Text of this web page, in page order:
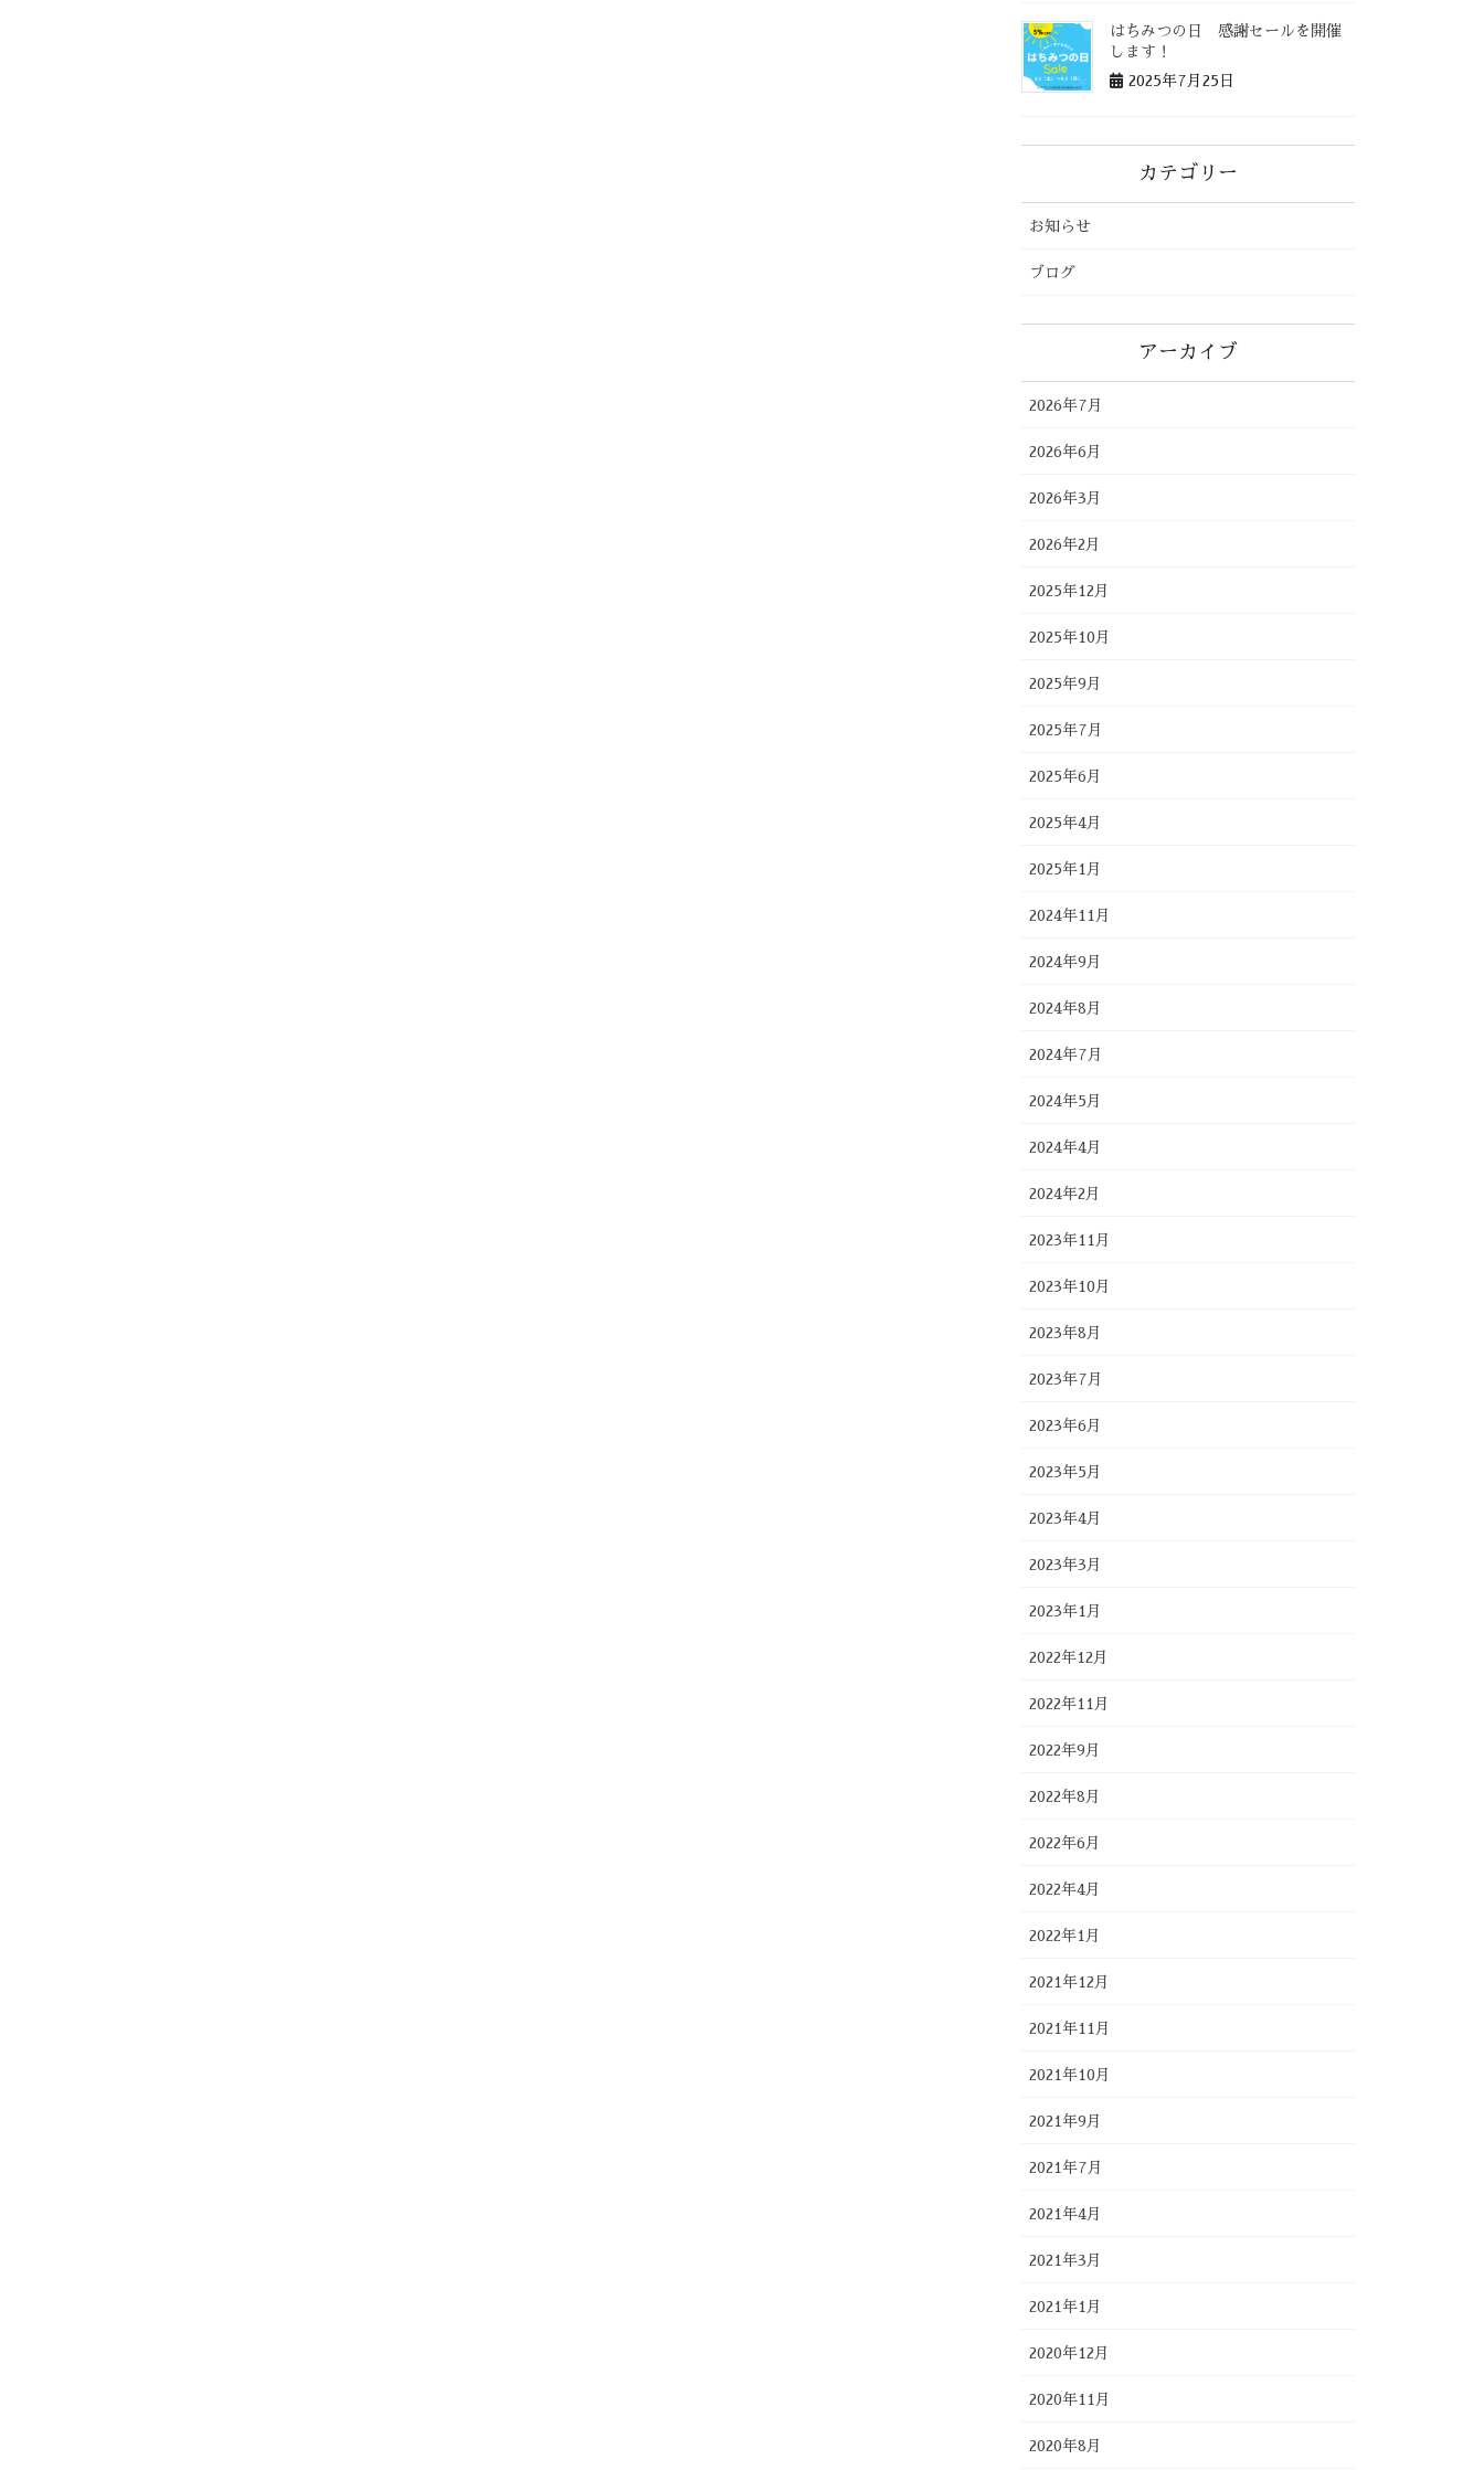
はちみつの日 感謝セールを開催
します！
2025年7月25日
カテゴリー
お知らせ
ブログ
アーカイブ
2026年7月
2026年6月
2026年3月
2026年2月
2025年12月
2025年10月
2025年9月
2025年7月
2025年6月
2025年4月
2025年1月
2024年11月
2024年9月
2024年8月
2024年7月
2024年5月
2024年4月
2024年2月
2023年11月
2023年10月
2023年8月
2023年7月
2023年6月
2023年5月
2023年4月
2023年3月
2023年1月
2022年12月
2022年11月
2022年9月
2022年8月
2022年6月
2022年4月
2022年1月
2021年12月
2021年11月
2021年10月
2021年9月
2021年7月
2021年4月
2021年3月
2021年1月
2020年12月
2020年11月
2020年8月